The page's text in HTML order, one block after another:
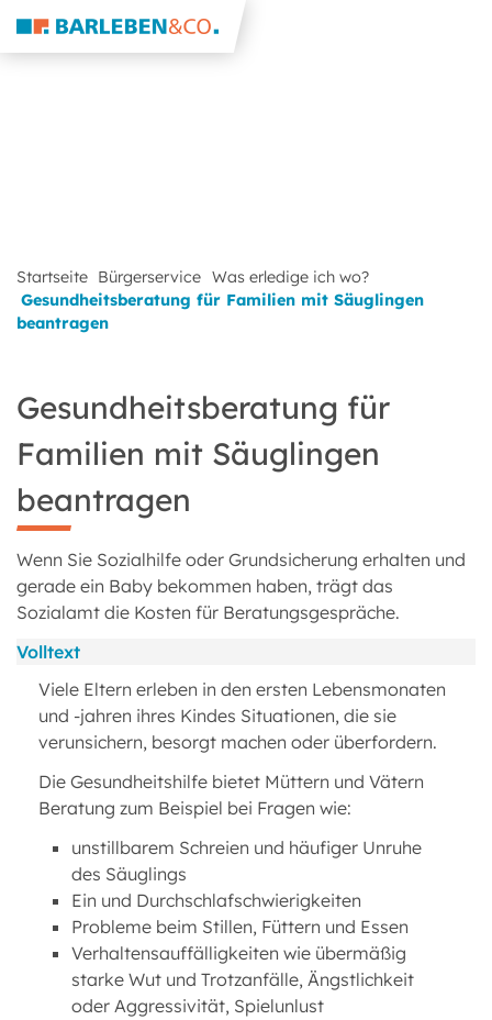
Startseite Bürgerservice Was erledige ich wo?
Gesundheitsberatung für Familien mit Säuglingen
beantragen
Gesundheitsberatung für
Familien mit Säuglingen
beantragen
Wenn Sie Sozialhilfe oder Grundsicherung erhalten und
gerade ein Baby bekommen haben, trägt das
Sozialamt die Kosten für Beratungsgespräche.
Volltext
Viele Eltern erleben in den ersten Lebensmonaten
und -jahren ihres Kindes Situationen, die sie
verunsichern, besorgt machen oder überfordern.
Die Gesundheitshilfe bietet Müttern und Vätern
Beratung zum Beispiel bei Fragen wie:
unstillbarem Schreien und häufiger Unruhe
des Säuglings
Ein und Durchschlafschwierigkeiten
Probleme beim Stillen, Füttern und Essen
Verhaltensauffälligkeiten wie übermäßig
starke Wut und Trotzanfälle, Ängstlichkeit
oder Aggressivität, Spielunlust